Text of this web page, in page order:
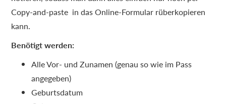
Copy-and-paste in das Online-Formular rüberkopieren
kann.
Benötigt werden:
Alle Vor- und Zunamen (genau so wie im Pass
angegeben)
Geburtsdatum